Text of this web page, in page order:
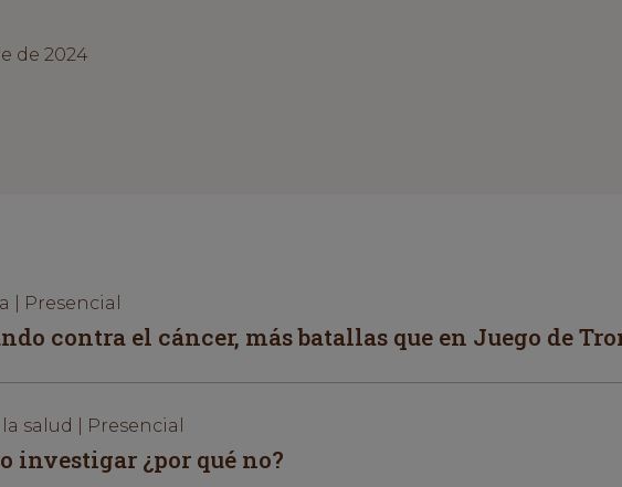
de 2024
| Presencial
contra el cáncer, más batallas que en Juego de
salud | Presencial
investigar ¿por qué no?